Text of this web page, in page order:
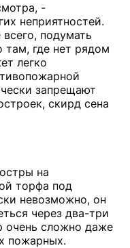
-
неприятностей.
подумать
там, где нет рядом
легко
запрещают
скирд сена
на
торфа под
невозможно, он
через два-три
очень сложно даже
пожарных.